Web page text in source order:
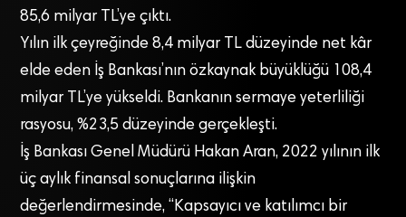
85,6 milyar TL’ye çıktı.
Yılın ilk çeyreğinde 8,4 milyar TL düzeyinde net kâr
elde eden İş Bankası’nın özkaynak büyüklüğü 108,4
milyar TL’ye yükseldi. Bankanın sermaye yeterliliği
rasyosu, %23,5 düzeyinde gerçekleşti.
İş Bankası Genel Müdürü Hakan Aran, 2022 yılının ilk
üç aylık finansal sonuçlarına ilişkin
değerlendirmesinde, “Kapsayıcı ve katılımcı bir